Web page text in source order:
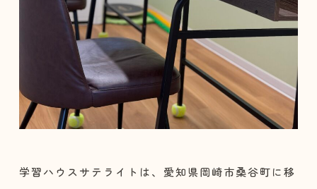
学習ハウスサテライトは、愛知県岡崎市桑谷町に移